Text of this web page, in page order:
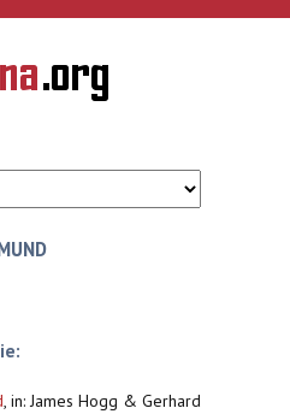
, in: James Hogg & Gerhard